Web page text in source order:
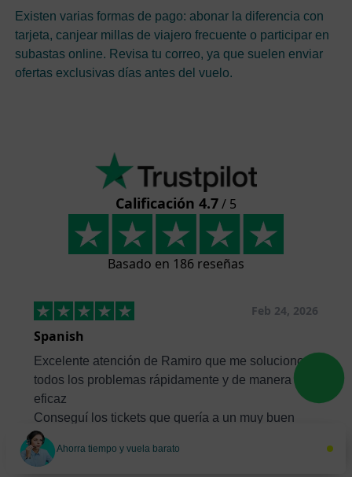
Existen varias formas de pago: abonar la diferencia con
tarjeta, canjear millas de viajero frecuente o participar en
subastas online. Revisa tu correo, ya que suelen enviar
ofertas exclusivas días antes del vuelo.
Ahorra tiempo y vuela barato
Calificación 4.7/ 5
Basado en 186 reseñas
Feb 24, 2026
Spanish
Excelente atención de Ramiro que me soluciono
todos los problemas rápidamente y de manera
eficaz
Conseguí los tickets que quería a un muy buen
precio
...